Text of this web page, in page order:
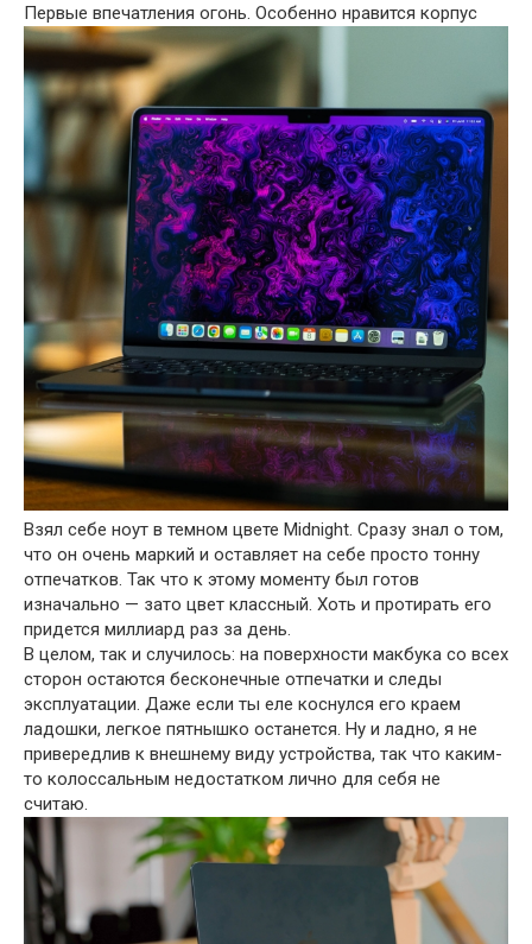
Первые впечатления огонь. Особенно нравится корпус
Взял себе ноут в темном цвете Midnight. Сразу знал о том,
что он очень маркий и оставляет на себе просто тонну
отпечатков. Так что к этому моменту был готов
изначально — зато цвет классный. Хоть и протирать его
придется миллиард раз за день.
В целом, так и случилось: на поверхности макбука со всех
сторон остаются бесконечные отпечатки и следы
эксплуатации. Даже если ты еле коснулся его краем
ладошки, легкое пятнышко останется. Ну и ладно, я не
привередлив к внешнему виду устройства, так что каким-
то колоссальным недостатком лично для себя не
считаю.